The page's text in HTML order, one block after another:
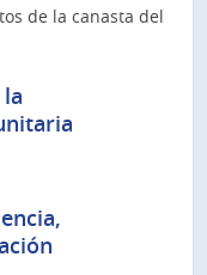
de la canasta del